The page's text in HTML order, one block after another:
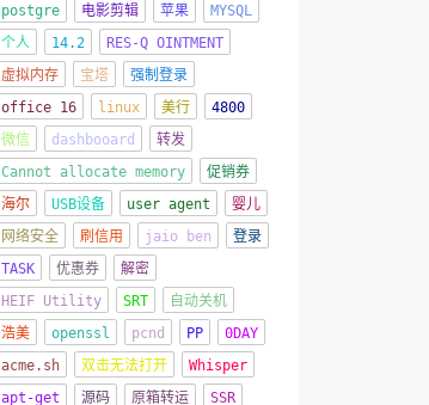
postgre
电影剪辑 苹果
MYSQL
个人
14.2
RES-Q OINTMENT
虚拟内存
宝塔
强制登录
office 16
linux 美行
4800
微信
dashbooard
转发
Cannot allocate memory
促销券
海尔
USB设备 user agent
婴儿
网络安全
刷信用 jaio ben
登录
TASK
优惠券
解密
HEIF Utility
SRT
自动关机
浩美
openssl pcnd PP
0DAY
acme.sh
双击无法打开
Whisper
apt-get
源码 原箱转运 SSR